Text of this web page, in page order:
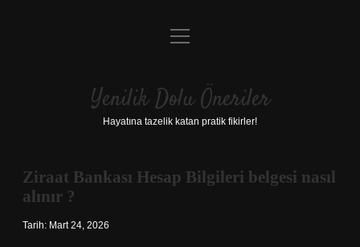
Anasayfa
Yasal Uyarı
menüyü
Yenilik Dolu Öneriler
Hayatına tazelik katan pratik fikirler!
Ziraat Bankası Hesap Bilgileri belgesi nasıl
alınır ?
Tarih: Mart 24, 2026